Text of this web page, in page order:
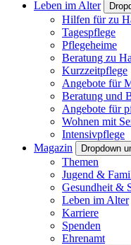
Leben im Alter
Hilfen für zu
Tagespflege
Pflegeheime
Beratung zu
Kurzzeitpflege
Angebote für
Beratung und
Angebote für
Wohnen mit
Intensivpflege
Magazin
Dropdown
Themen
Jugend &
Gesundheit &
Leben im Alter
Karriere
Spenden
Ehrenamt